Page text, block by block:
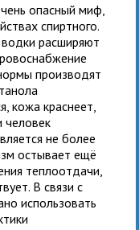
опасный миф,
спиртного.
расширяют
производят
кожа краснеет,
человек
не более
остывает ещё
теплоотдачи,
В связи с
использовать